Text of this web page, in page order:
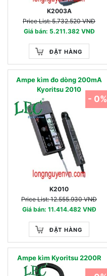
K2003A
Price List: 5.732.520 VNĐ
Giá bán: 5.211.382 VNĐ
ĐẶT HÀNG
Ampe kìm đo dòng 200mA
Kyoritsu 2010
K2010
Price List: 12.555.930 VNĐ
Giá bán: 11.414.482 VNĐ
ĐẶT HÀNG
- 0%
Ampe kìm Kyoritsu 2200R